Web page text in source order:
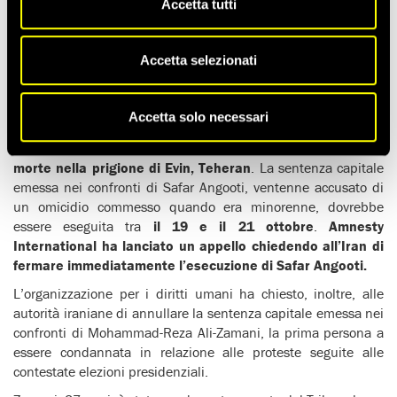
Accetta tutti
Accetta selezionati
Accetta solo necessari
IRANIANI DEVONO ESSERE RIESAMINATE
(12 OTTOBRE 2009)
All’alba di domenica 11 ottobre,
Behnoud Shojaee, un
omicidio commesso quando era minorenne,è stato messo a
morte nella prigione di Evin, Teheran. La sentenza capitale
emessa nei confronti di Safar Angooti, ventenne accusato di
un omicidio commesso quando era minorenne, dovrebbe
essere eseguita tra il 19 e il 21 ottobre.Amnesty
International ha lanciato un appello chiedendo all’Iran di
fermare immediatamente l’esecuzione di Safar Angooti.
L’organizzazione per i diritti umani ha chiesto, inoltre, alle
autorità iraniane di annullare la sentenza capitale emessa nei
confronti di Mohammad-Reza Ali-Zamani, la prima persona a
essere condannata in relazione alle proteste seguite alle
contestate elezioni presidenziali.